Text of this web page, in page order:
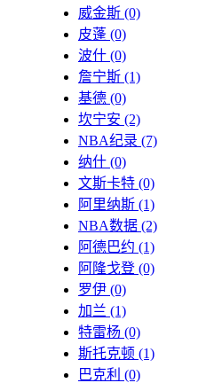
威金斯 (0)
皮蓬 (0)
波什 (0)
詹宁斯 (1)
基德 (0)
坎宁安 (2)
NBA纪录 (7)
纳什 (0)
文斯卡特 (0)
阿里纳斯 (1)
NBA数据 (2)
阿德巴约 (1)
阿隆戈登 (0)
罗伊 (0)
加兰 (1)
特雷杨 (0)
斯托克顿 (1)
巴克利 (0)